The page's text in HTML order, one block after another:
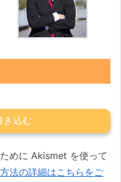
き込む
めに Akismet を使って
法の詳細はこちらをご